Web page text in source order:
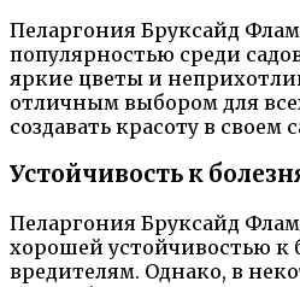
Пеларгония Бруксайд
популярностью среди
яркие цветы и
отличным выбором для
создавать красоту в своем
Устойчивость к
Пеларгония Бруксайд
хорошей устойчивостью к
вредителям. Однако, в